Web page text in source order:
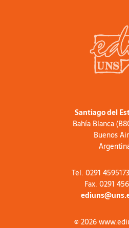
Santiago del
Bahía Blanca
Buenos
Tel. 0291
Fax. 0291
© 2026